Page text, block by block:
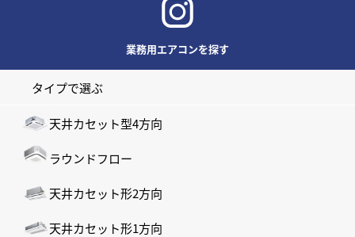
業務用エアコンを探す
タイプで選ぶ
天井カセット型4方向
ラウンドフロー
天井カセット形2方向
天井カセット形1方向